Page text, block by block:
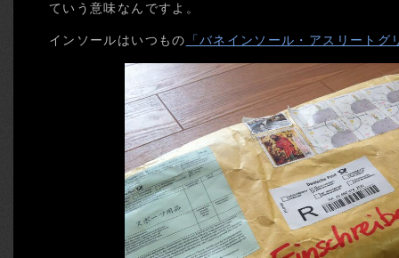
ていう意味なんですよ。
インソールはいつもの 「バネインソール・アスリートグ